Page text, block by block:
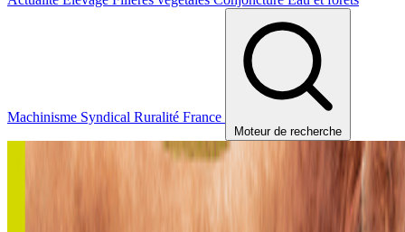
Machinisme Syndical Ruralité France
Moteur de recherche